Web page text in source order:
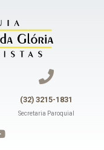
(32) 3215-1831
Secretaria Paroquial